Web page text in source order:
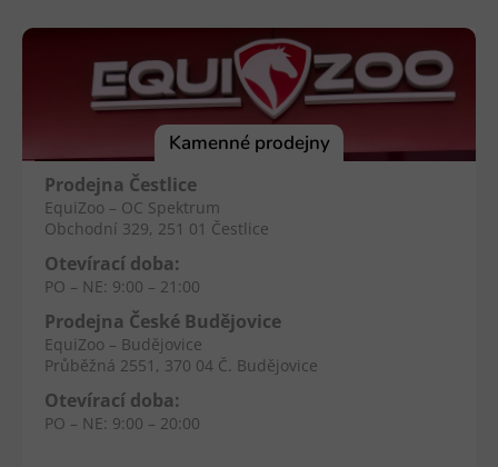
d
a
c
í
p
r
y
i
s
u
Kamenné prodejny
Prodejna Čestlice
EquiZoo – OC Spektrum
Obchodní 329, 251 01 Čestlice
Otevírací doba:
PO – NE: 9:00 – 21:00
Prodejna České Budějovice
EquiZoo – Budějovice
Průběžná 2551, 370 04 Č. Budějovice
Otevírací doba:
PO – NE: 9:00 – 20:00